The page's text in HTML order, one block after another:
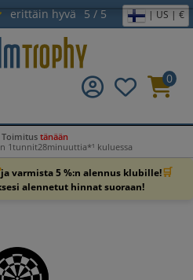
erittäin hyvä 5 / 5 | US | €
0
Toimitus tänään
1tunnit28minuuttia*¹ kuluessa
ja varmista 5 %:n alennus klubille!🛒
alennetut hinnat suoraan!